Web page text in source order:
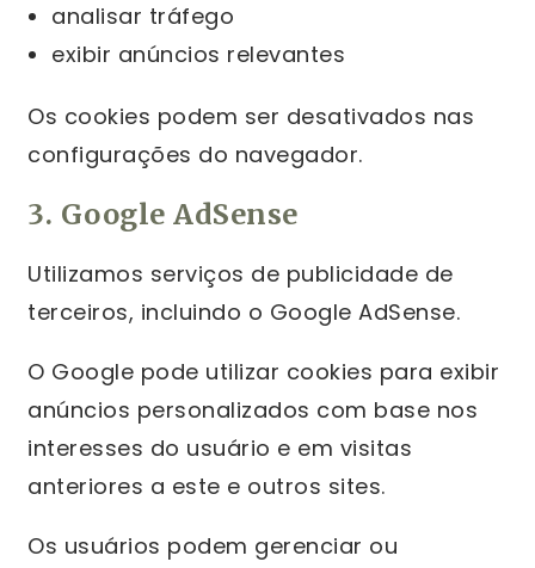
analisar tráfego
exibir anúncios relevantes
Os cookies podem ser desativados nas
configurações do navegador.
3. Google AdSense
Utilizamos serviços de publicidade de
terceiros, incluindo o Google AdSense.
O Google pode utilizar cookies para exibir
anúncios personalizados com base nos
interesses do usuário e em visitas
anteriores a este e outros sites.
Os usuários podem gerenciar ou